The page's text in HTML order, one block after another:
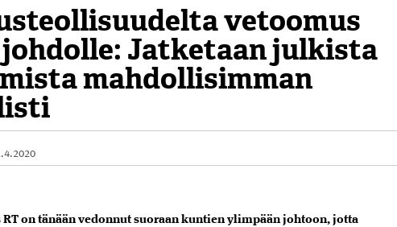
vetoomus
Jatketaan julkista
mahdollisimman
on tänään vedonnut suoraan kuntien ylimpään johtoon, jotta